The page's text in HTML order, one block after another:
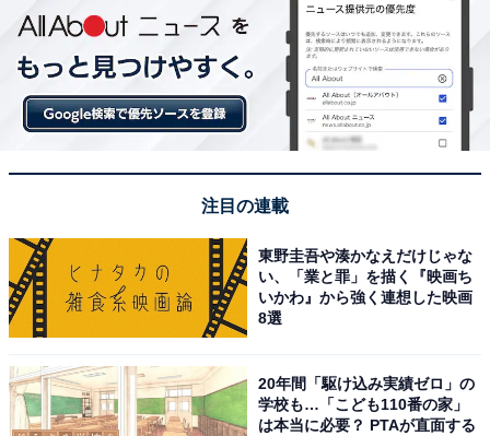
注目の連載
東野圭吾や湊かなえだけじゃな
い、「業と罪」を描く『映画ち
いかわ』から強く連想した映画
8選
20年間「駆け込み実績ゼロ」の
学校も…「こども110番の家」
は本当に必要？ PTAが直面する